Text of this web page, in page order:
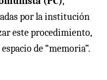
por la institución
este procedimiento,
de “memoria”.